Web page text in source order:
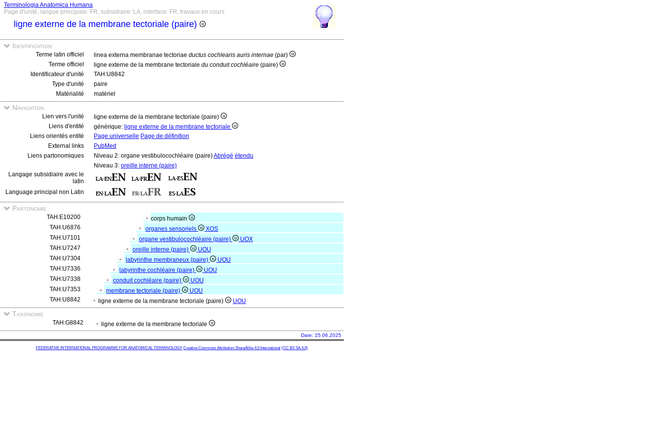
Terminologia Anatomica Humana
Page d'unité, langue principale: FR, subsidiaire: LA, interface: FR, travaux en cours
ligne externe de la membrane tectoriale (paire)
Identification
Terme latin officiel linea externa membranae tectoriae ductus cochlearis auris internae (par)
Terme officiel
ligne externe de la membrane tectoriale du conduit cochléaire (paire)
Identificateur d'unité
TAH:U8842
Type d'unité
paire
Matérialité
matériel
Navigation
Lien vers l'unité
ligne externe de la membrane tectoriale (paire)
Liens d'entité
générique: ligne externe de la membrane tectoriale
Liens orientés entité
Page universelle Page de définition
External links
PubMed
Liens partonomiques
Niveau 2: organe vestibulocochléaire (paire)Abrégé étendu
Niveau 3: oreille interne (paire)
Langage subsidiaire avec le
latin
Language principal non Latin
Partonomie
TAH:E10200
corps humain
TAH:U6876
organes sensoriels
XOS
TAH:U7101
organe vestibulocochléaire (paire)
UOX
TAH:U7247
oreille interne (paire)
UOU
TAH:U7304
labyrinthe membraneux (paire)
UOU
TAH:U7336
labyrinthe cochléaire (paire)
UOU
TAH:U7338
conduit cochléaire (paire)
UOU
TAH:U7353
membrane tectoriale (paire)
UOU
TAH:U8842
ligne externe de la membrane tectoriale (paire) UOU
Taxonomie
TAH:G8842 ligne externe de la membrane tectoriale
Date: 25.06.2025
FEDERATIVE INTERNATIONAL PROGRAMME FOR ANATOMICAL TERMINOLOGY Creative Commons Attribution-ShareAlike 4.0 International (CC BY-SA 4.0)